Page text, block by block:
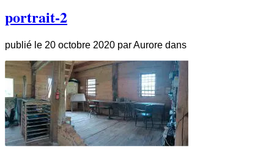
portrait-2
publié le 20 octobre 2020 parAurore dans